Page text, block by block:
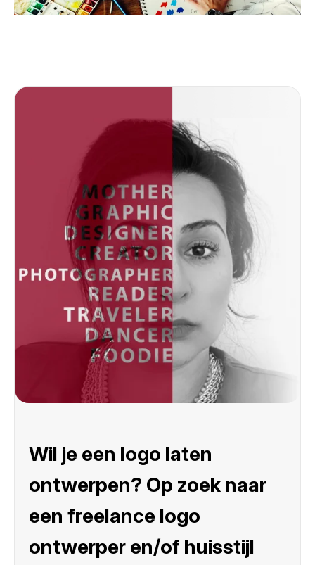
Wil je een logo laten
ontwerpen? Op zoek naar
een freelance logo
ontwerper en/of huisstijl